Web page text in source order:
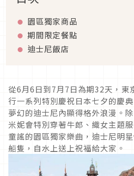
園區獨家商品
期間限定餐點
迪士尼飯店
從6月6日到7月7日為期32天，東
行一系列特別慶祝日本七夕的慶
夢幻的迪士尼內顯得格外浪漫。
米妮會特別穿著牛郎、織女主題
童謠的園區獨家樂曲，迪士尼明
船隻，自水上送上祝福給大家。